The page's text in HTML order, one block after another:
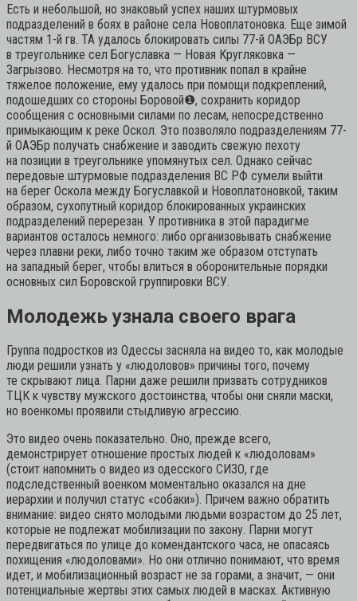
Есть и небольшой, но знаковый успех наших штурмовых
подразделений в боях в районе села Новоплатоновка. Еще зимой
частям 1-й гв. ТА удалось блокировать силы 77-й ОАЭБр ВСУ
в треугольнике сел Богуславка — Новая Кругляковка —
Загрызово. Несмотря на то, что противник попал в крайне
тяжелое положение, ему удалось при помощи подкреплений,
подошедших со стороны Боровой❶, сохранить коридор
сообщения с основными силами по лесам, непосредственно
примыкающим к реке Оскол. Это позволяло подразделениям 77-
й ОАЭБр получать снабжение и заводить свежую пехоту
на позиции в треугольнике упомянутых сел. Однако сейчас
передовые штурмовые подразделения ВС РФ сумели выйти
на берег Оскола между Богуславкой и Новоплатоновкой, таким
образом, сухопутный коридор блокированных украинских
подразделений перерезан. У противника в этой парадигме
вариантов осталось немного: либо организовывать снабжение
через плавни реки, либо точно таким же образом отступать
на западный берег, чтобы влиться в оборонительные порядки
основных сил Боровской группировки ВСУ.
Молодежь узнала своего врага
Группа подростков из Одессы засняла на видео то, как молодые
люди решили узнать у «людоловов» причины того, почему
те скрывают лица. Парни даже решили призвать сотрудников
ТЦК к чувству мужского достоинства, чтобы они сняли маски,
но военкомы проявили стыдливую агрессию.
Это видео очень показательно. Оно, прежде всего,
демонстрирует отношение простых людей к «людоловам»
(стоит напомнить о видео из одесского СИЗО, где
подследственный военком моментально оказался на дне
иерархии и получил статус «собаки»). Причем важно обратить
внимание: видео снято молодыми людьми возрастом до 25 лет,
которые не подлежат мобилизации по закону. Парни могут
передвигаться по улице до комендантского часа, не опасаясь
похищения «людоловами». Но они отлично понимают, что время
идет, и мобилизационный возраст не за горами, а значит, — они
потенциальные жертвы этих самых людей в масках. Активную